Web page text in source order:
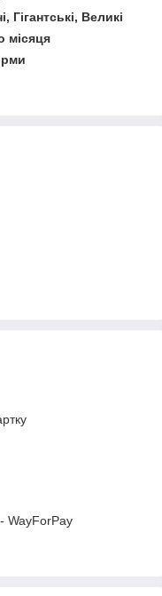
Гігантські, Великі
місяця
WayForPay